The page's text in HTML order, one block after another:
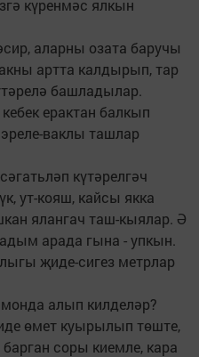
күренмәс ялкын
аларны озата баручы
артта калдырып, тар
башладылар.
ерактан балкып
ваклы ташлар
күтәрелгәч
ут-кояш, кайсы якка
ялангач таш-кыялар. Ә
арада гына - упкын.
җиде-сигез метрлар
алып килделәр?
өмет куырылып төште,
соры киемле, кара